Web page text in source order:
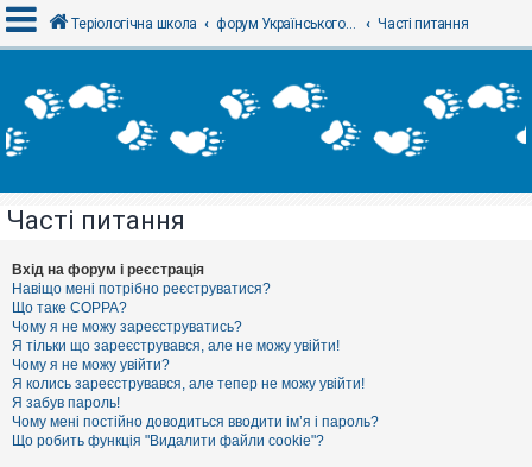
х
і
Р
є
с
т
р
а
ц
і
я
Т
Теріологічна школа форум Українського теріологічного товариства Часті питання
Часті питання
Вхід на форум і реєстрація
Навіщо мені потрібно реєструватися?
Що таке COPPA?
Чому я не можу зареєструватись?
Я тільки що зареєструвався, але не можу увійти!
Чому я не можу увійти?
Я колись зареєструвався, але тепер не можу увійти!
Я забув пароль!
Чому мені постійно доводиться вводити ім’я і пароль?
Що робить функція "Видалити файли cookie"?